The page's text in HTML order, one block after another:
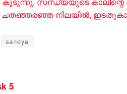
നിലയിൽ, ഇടതുകാൽ
sandya
5